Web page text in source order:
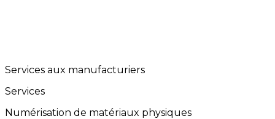
Services aux manufacturiers
Services
Numérisation de matériaux physiques